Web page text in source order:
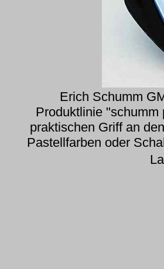
Erich Schumm
Produktlinie
praktischen Griff an
Pastellfarben oder